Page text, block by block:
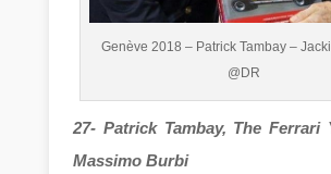
Genève 2018 – Patrick Tambay –
@DR
27- Patrick Tambay, The Ferrari
Massimo Burbi